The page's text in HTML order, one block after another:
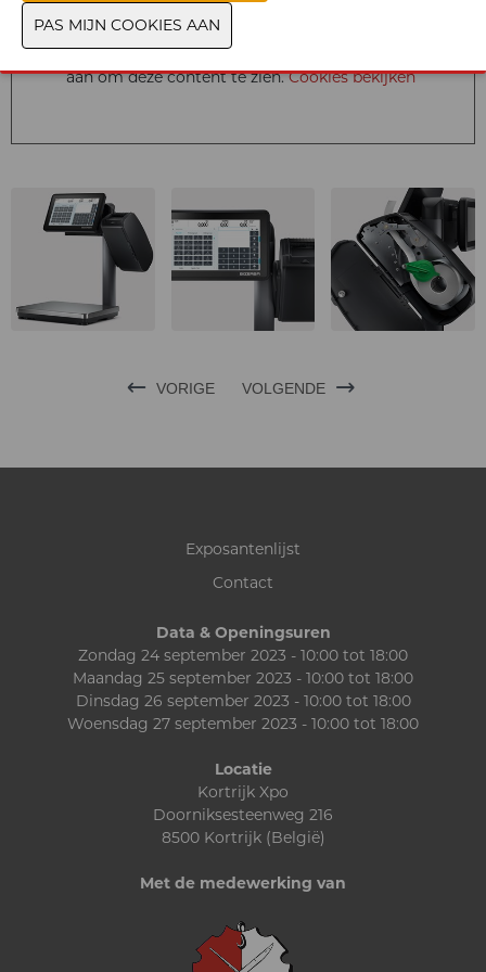
U hebt geen toestemming gegeven om deze
content te zien. Pas uw cookie-instellingen
aan om deze content te zien.Cookies bekijken
VORIGE VOLGENDE
Exposantenlijst
Contact
Data & Openingsuren
Zondag 24 september 2023 - 10:00 tot 18:00
Maandag 25 september 2023 - 10:00 tot 18:00
Dinsdag 26 september 2023 - 10:00 tot 18:00
Woensdag 27 september 2023 - 10:00 tot 18:00
Locatie
Kortrijk Xpo
Doorniksesteenweg 216
8500 Kortrijk (België)
Met de medewerking van